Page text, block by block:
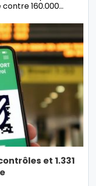
contre 160.000…
et 1.331